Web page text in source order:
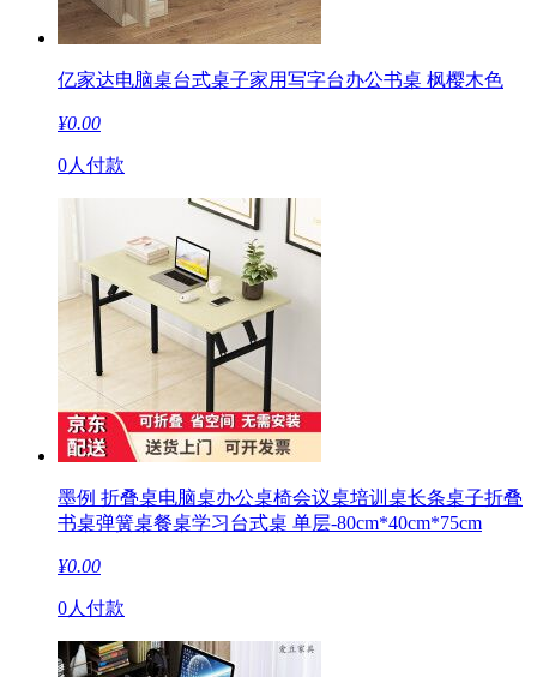
亿家达电脑桌台式桌子家用写字台办公书桌 枫樱木色
¥0.00
0人付款
墨例 折叠桌电脑桌办公桌椅会议桌培训桌长条桌子折叠
书桌弹簧桌餐桌学习台式桌 单层-80cm*40cm*75cm
¥0.00
0人付款